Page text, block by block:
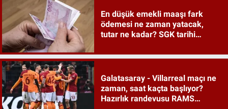
En düşük emekli maaşı fark
ödemesi ne zaman yatacak,
tutar ne kadar? SGK tarihi
Galatasaray - Villarreal maçı ne
zaman, saat kaçta başlıyor?
Hazırlık randevusu RAMS